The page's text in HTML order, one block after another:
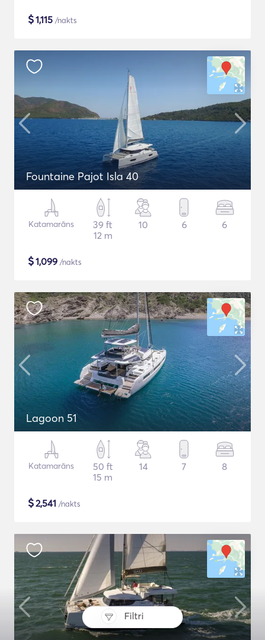
Filtri
$1,115 /nakts
Fountaine Pajot Isla 40
Katamarāns
39 ft
12 m
10 6 6
$1,099 /nakts
Lagoon 51
Katamarāns
50 ft
15 m
14 7 8
$2,541 /nakts